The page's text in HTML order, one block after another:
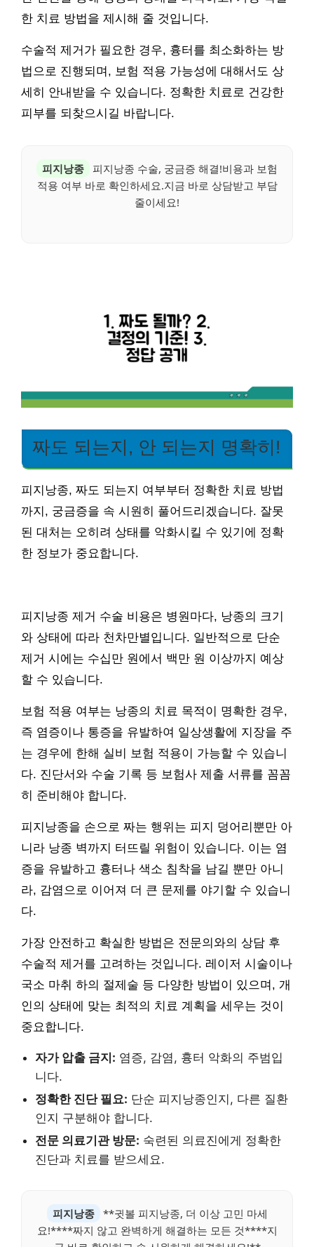
한 치료 방법을 제시해 줄 것입니다.
수술적 제거가 필요한 경우, 흉터를 최소화하는 방
법으로 진행되며, 보험 적용 가능성에 대해서도 상
세히 안내받을 수 있습니다. 정확한 치료로 건강한
피부를 되찾으시길 바랍니다.
피지낭종
피지낭종 수술, 궁금증 해결!비용과 보험
적용 여부 바로 확인하세요.지금 바로 상담받고 부담
줄이세요!
짜도 되는지, 안 되는지 명확히!
피지낭종, 짜도 되는지 여부부터 정확한 치료 방법
까지, 궁금증을 속 시원히 풀어드리겠습니다. 잘못
된 대처는 오히려 상태를 악화시킬 수 있기에 정확
한 정보가 중요합니다.
피지낭종 제거 수술 비용은 병원마다, 낭종의 크기
와 상태에 따라 천차만별입니다. 일반적으로 단순
제거 시에는 수십만 원에서 백만 원 이상까지 예상
할 수 있습니다.
보험 적용 여부는 낭종의 치료 목적이 명확한 경우,
즉 염증이나 통증을 유발하여 일상생활에 지장을 주
는 경우에 한해 실비 보험 적용이 가능할 수 있습니
다. 진단서와 수술 기록 등 보험사 제출 서류를 꼼꼼
히 준비해야 합니다.
피지낭종을 손으로 짜는 행위는 피지 덩어리뿐만 아
니라 낭종 벽까지 터뜨릴 위험이 있습니다. 이는 염
증을 유발하고 흉터나 색소 침착을 남길 뿐만 아니
라, 감염으로 이어져 더 큰 문제를 야기할 수 있습니
다.
가장 안전하고 확실한 방법은 전문의와의 상담 후
수술적 제거를 고려하는 것입니다. 레이저 시술이나
국소 마취 하의 절제술 등 다양한 방법이 있으며, 개
인의 상태에 맞는 최적의 치료 계획을 세우는 것이
중요합니다.
자가 압출 금지: 염증, 감염, 흉터 악화의 주범입
니다.
정확한 진단 필요: 단순 피지낭종인지, 다른 질환
인지 구분해야 합니다.
전문 의료기관 방문: 숙련된 의료진에게 정확한
진단과 치료를 받으세요.
피지낭종
**귓볼 피지낭종, 더 이상 고민 마세
요!****짜지 않고 완벽하게 해결하는 모든 것****지